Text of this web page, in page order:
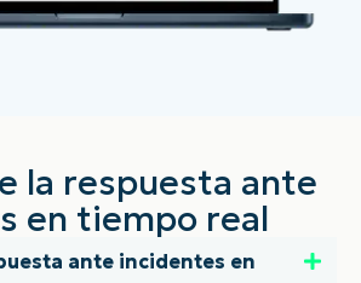
la respuesta ante
en tiempo real
ante incidentes en